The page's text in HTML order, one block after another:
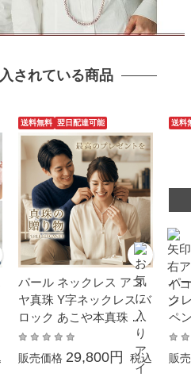
されている商品
送料無料 翌日配達可能
パール ネックレス アコ
ヤ真珠 Y字ネックレス バ
ロック あこや本真珠 約7.
0-8.0mm 結婚式 冠婚葬
祭 本真珠 成人式 卒業式
入学式 母の日 プレゼン
販売価格 29,800円 税込
送料
パ
ク
ペ
ワ
冠
販